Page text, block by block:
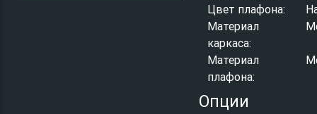
Цвет плафона:
Материал
каркаса:
Материал
плафона:
Опции